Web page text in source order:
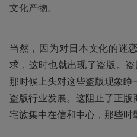
文化产物。
当然，因为对日本文化的迷
求，这时也就出现了盗版。
那时候上头对这些盗版现象
盗版行业发展。这阻止了正
宅族集中在信和中心，那些时